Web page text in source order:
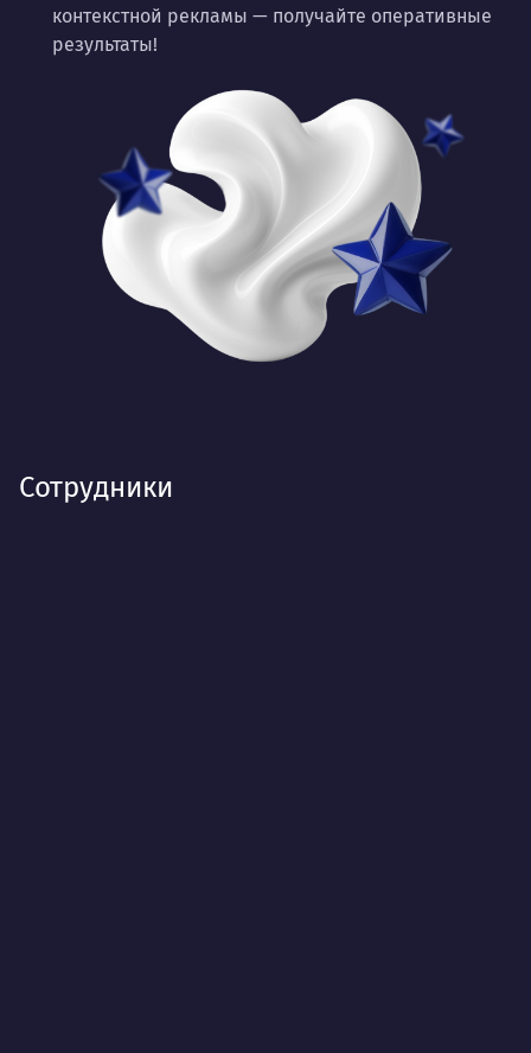
контекстной рекламы — получайте оперативные
результаты!
Сотрудники